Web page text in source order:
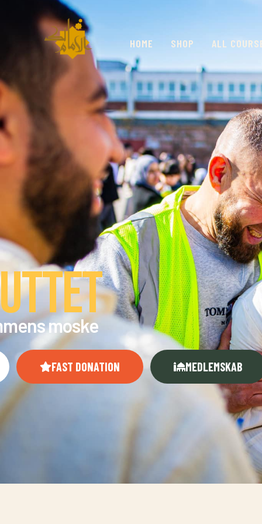
HOME SHOP ALL
moske
FAST DONATION MEDLEMSKAB